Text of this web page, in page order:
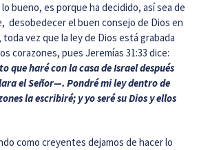
bueno, es porque ha decidido, así sea de
desobedecer el buen consejo de Dios en
vez que la ley de Dios está grabada
corazones, pues Jeremías 31:33 dice:
que haré con la casa de Israel después
elSeñor—. Pondré mi ley dentro de
la escribiré; y yo seré su Dios y ellos
como creyentes dejamos de hacer lo